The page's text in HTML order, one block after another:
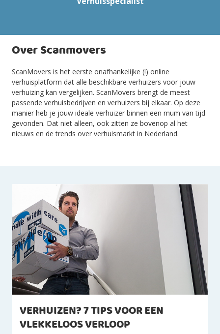
Over Scanmovers
ScanMovers is het eerste onafhankelijke (!) online
verhuisplatform dat alle beschikbare verhuizers voor jouw
verhuizing kan vergelijken. ScanMovers brengt de meest
passende verhuisbedrijven en verhuizers bij elkaar. Op deze
manier heb je jouw ideale verhuizer binnen een mum van tijd
gevonden. Dat niet alleen, ook zitten ze bovenop al het
nieuws en de trends over verhuismarkt in Nederland.
VERHUIZEN? 7 TIPS VOOR EEN
VLEKKELOOS VERLOOP